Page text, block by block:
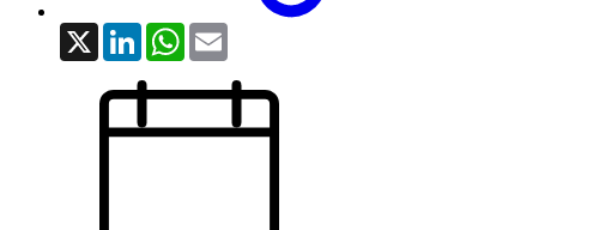
X LinkedInWhatsApp